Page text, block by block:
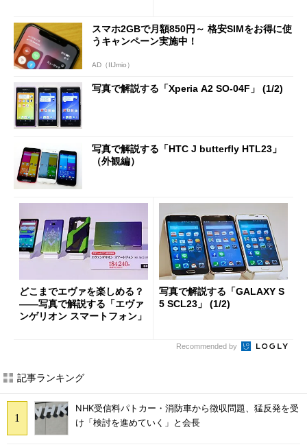
スマホ2GBで月額850円～ 格安SIMをお得に使
うキャンペーン実施中！
AD（IIJmio）
写真で解説する「Xperia A2 SO-04F」 (1/2)
写真で解説する「HTC J butterfly HTL23」
（外観編）
どこまでエヴァを楽しめる？
――写真で解説する「エヴァ
ンゲリオン スマートフォン」
写真で解説する「GALAXY S
5 SCL23」 (1/2)
Recommended by
記事ランキング
NHK受信料パトカー・消防車から徴収問題、猛反発を受
け「検討を進めていく」と会長